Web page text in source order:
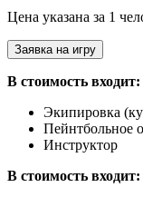
Цена указана за 1
Заявка на игру
В стоимость входит:
Экипировка
Пейнтбольное
Инструктор
В стоимость входит: